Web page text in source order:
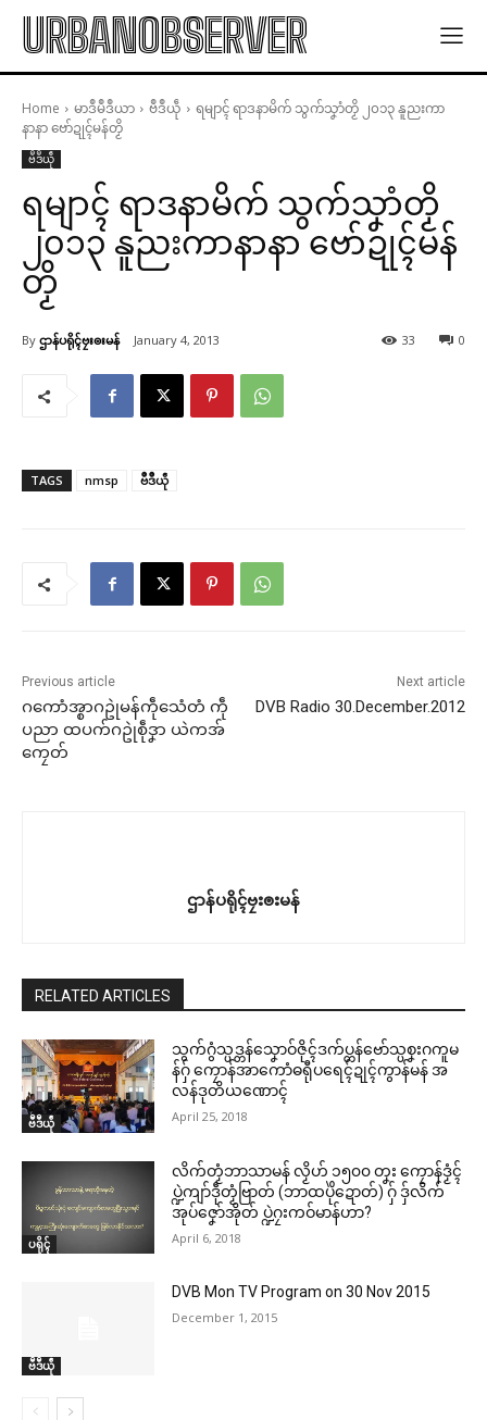
URBANOBSERVER
Home မာဒဳမဳဒဳယာ ဗဳဒဳယဵု
ရမျာၚ် ရာဒနာမိက် သွက်သၞာံတၟိ ၂၀၁၃ နူညးကာ
နာနာ ဗော်ဍုၚ်မန်တၟိ
ဗဳဒဳယဵု
ရမျာၚ် ရာဒနာမိက် သွက်သၞာံတၟိ
၂၀၁၃ နူညးကာနာနာ ဗော်ဍုၚ်မန်
တၟိ
By ဌာန်ပရိုၚ်ဗၠးၜးမန် January 4, 2013 0
33
TAGS nmsp ဗဳဒဳယဵု
Previous article
ဂကောံအ္စာဂဥုဲမန်ကဵုသေံတံ ကဵု
ပညာ ထပက်ဂဥုဲစဵုဒၞာ ယဲကအ်
ကၠေတ်
Next article
DVB Radio 30.December.2012
ဌာန်ပရိုၚ်ဗၠးၜးမန်
RELATED ARTICLES
ဗဳဒဳယဵု
သွက်ဂွံသ္ပဒ္တန်သၞောဝ်ဇိုၚ်ဒက်ပ္တန်ဗော်သ္ပစၞးဂကူမ
န်ဂှ် ကၠောန်အာကောံဓရီုပရေၚ်ဍုၚ်ကွာန်မန် အ
လန်ဒုတိယဏောၚ်
April 25, 2018
ပရိုၚ်
လိက်တၟံဘာသာမန် လၟိဟ် ၁၅၀၀ တၞး ကၠောန်ဒၟံၚ်
ပ္ဍဲကျာ်ဒဵုတၟံဗြာတ် (ဘာထပိုဲဍောတ်) ဂှ် ဒှ်လိက်
အုပ်ဇၞော်အိုတ် ပ္ဍဲဂၠးကဝ်မာန်ဟာ?
April 6, 2018
ဗဳဒဳယဵု
DVB Mon TV Program on 30 Nov 2015
December 1, 2015